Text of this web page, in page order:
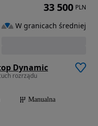
Dynamic
rozrządu
Manualna
33 500 PLN
W granicach średniej